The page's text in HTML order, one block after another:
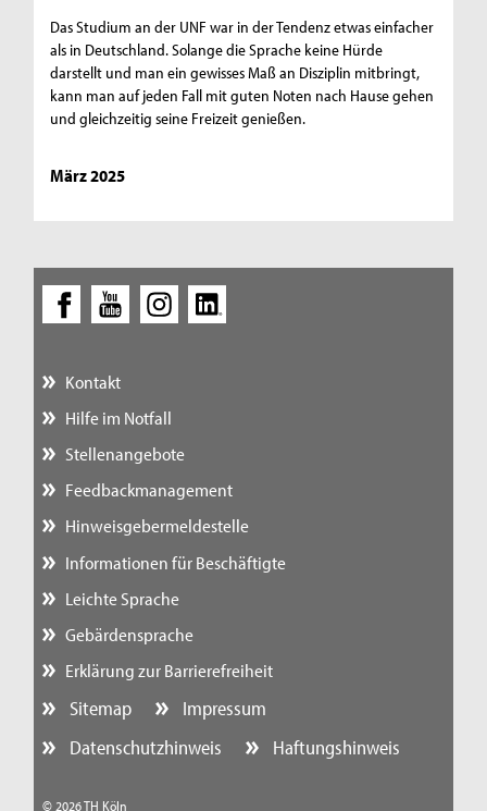
Das Studium an der UNF war in der Tendenz etwas einfacher
als in Deutschland. Solange die Sprache keine Hürde
darstellt und man ein gewisses Maß an Disziplin mitbringt,
kann man auf jeden Fall mit guten Noten nach Hause gehen
und gleichzeitig seine Freizeit genießen.
März 2025
Kontakt
Hilfe im Notfall
Stellenangebote
Feedbackmanagement
Hinweisgebermeldestelle
Informationen für Beschäftigte
Leichte Sprache
Gebärdensprache
Erklärung zur Barrierefreiheit
Sitemap
Impressum
Datenschutzhinweis
Haftungshinweis
© 2026 TH Köln